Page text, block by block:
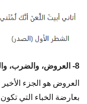
8- العروض، والضرب، والحشو
العروض هو الجزء
بعارضة الخباء التي